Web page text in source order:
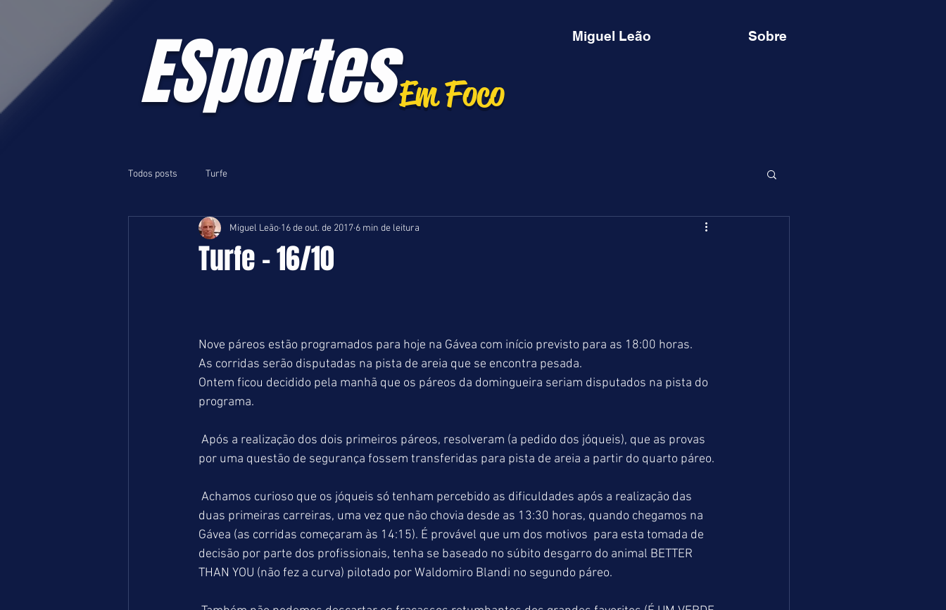
ESportesEm Foco
Miguel Leão Sobre
Todos posts Turfe
Turfe - 16/10
Miguel Leão 16 de out. de 2017 6 min de leitura
Nove páreos estão programados para hoje na Gávea com início previsto para as 18:00 horas.
As corridas serão disputadas na pista de areia que se encontra pesada.
Ontem ficou decidido pela manhã que os páreos da domingueira seriam disputados na pista do
programa.
por uma questão de segurança fossem transferidas para pista de areia a partir do quarto páreo.
duas primeiras carreiras, uma vez que não chovia desde as 13:30 horas, quando chegamos na
Gávea (as corridas começaram às 14:15). É provável que um dos motivos  para esta tomada de
decisão por parte dos profissionais, tenha se baseado no súbito desgarro do animal BETTER
THAN YOU (não fez a curva) pilotado por Waldomiro Blandi no segundo páreo.